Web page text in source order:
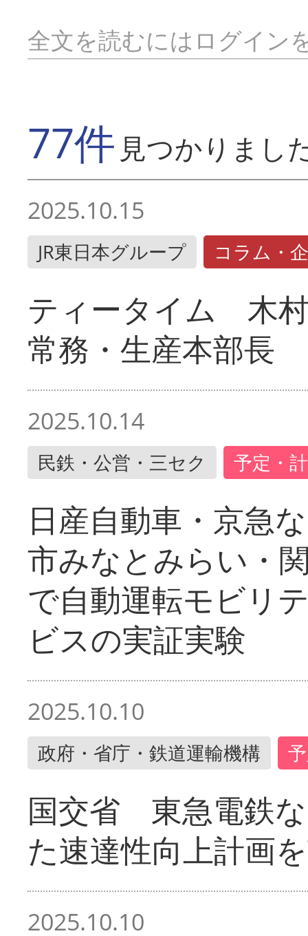
全文を読むにはログイン
77件 見つかりまし
2025.10.15
JR東日本グループ コラム・
ティータイム 木
常務・生産本部長
2025.10.14
民鉄・公営・三セク 予定・
日産自動車・京急
市みなとみらい・
で自動運転モビリ
ビスの実証実験
2025.10.10
政府・省庁・鉄道運輸機構
国交省 東急電鉄
た速達性向上計画
2025.10.10